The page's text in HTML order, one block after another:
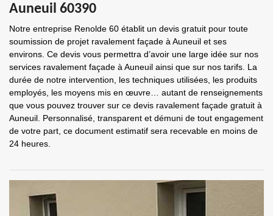
Auneuil 60390
Notre entreprise Renolde 60 établit un devis gratuit pour toute
soumission de projet ravalement façade à Auneuil et ses
environs. Ce devis vous permettra d’avoir une large idée sur nos
services ravalement façade à Auneuil ainsi que sur nos tarifs. La
durée de notre intervention, les techniques utilisées, les produits
employés, les moyens mis en œuvre… autant de renseignements
que vous pouvez trouver sur ce devis ravalement façade gratuit à
Auneuil. Personnalisé, transparent et démuni de tout engagement
de votre part, ce document estimatif sera recevable en moins de
24 heures.